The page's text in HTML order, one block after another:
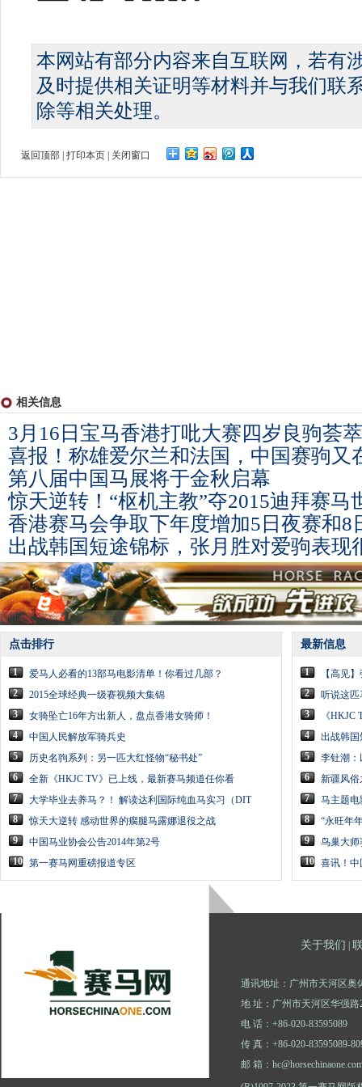
本网站有部分内容来自互联网，若有
及时提供相关证明等材料并与我们联
除等相关处理。
返回顶部 打印本页 关闭窗口
相关信息
3月16日宝马香港打吡大赛四岁良驹荟萃
喜报！称雄爱尔兰和法国，中国赛驹又
第八届中国马展将于金秋启幕
惊天逆转！“枢机主教”夺2015迪拜赛马
香港赛马会争取下年度增加5日夜赛和8
出战韩国短途锦标，张月胜对爱驹表现
点击排行
1
爱马人必看的13部马电影清单！你看过几部？
2
2015全球经典一级赛视频大集锦
3
女骑坠亡16年方出新人，盘点香港女骑师！
4
中国人民解放军骑兵史
5
历史名驹系列：另一匹大红怪物“秘书处”
6
全新《HKJC TV》已上线，最新赛马频道任你看
7
大学毕业去养马？！ 解读达利国际纯血马实习（DIT
8
惊天大逆转 感动世界的瘸腿马露娜退役之战
9
中国马业协会公告2014年第2号
10 第一赛马网重磅报道专区
最新信息
1
【高见
2
听说这匹
3
《
4
出战韩国
5
李钍潮：
6
新疆风俗
7
马主题电
8
“永旺年
9
鸟巢大师
10 喜讯！中
关于我们
通讯地址：广州市天河区奥
地 址：广州市天河区华强路
电 话：+86-020-83595089
传 真：+86-020-83595089-
邮 箱：